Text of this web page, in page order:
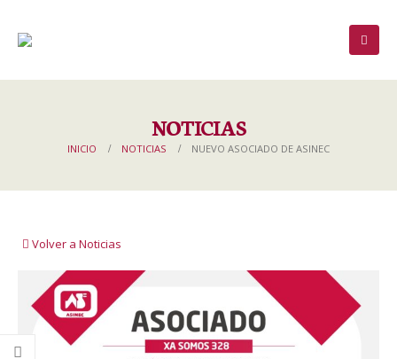
NOTICIAS
INICIO NOTICIAS NUEVO ASOCIADO DE ASINEC
Volver a Noticias